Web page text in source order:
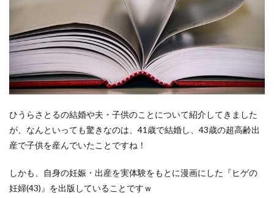
ひうらさとるの結婚や夫・子供のことについて紹介してきました
が、なんといっても驚きなのは、41歳で結婚し、43歳の超高齢出
産で子供を産んでいたことですね！
しかも、自身の妊娠・出産を実体験をもとに漫画にした『ヒゲの
妊婦(43)』を出版していることですｗ